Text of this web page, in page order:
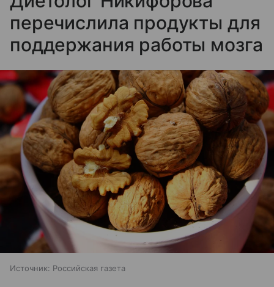
перечислила продукты для
поддержания работы мозга
Источник: Российская газета